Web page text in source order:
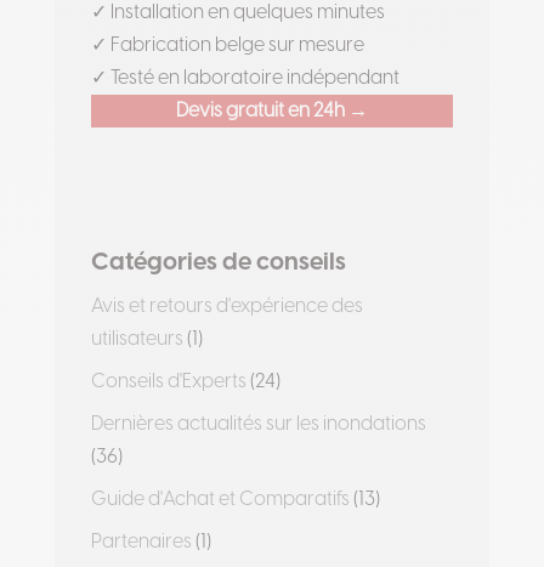
✓ Installation en quelques minutes
✓ Fabrication belge sur mesure
✓ Testé en laboratoire indépendant
Devis gratuit en 24h →
Catégories de conseils
Avis et retours d'expérience des
utilisateurs (1)
Conseils d'Experts (24)
Dernières actualités sur les inondations
(36)
Guide d'Achat et Comparatifs (13)
Partenaires (1)